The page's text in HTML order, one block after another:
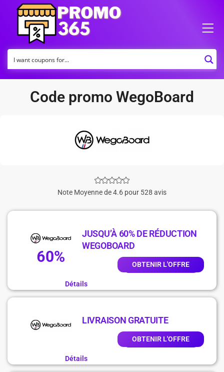
Code promo WegoBoard
Note Moyenne de 4.6 pour 528 avis
60%
JUSQU’À 60% DE RÉDUCTION
WEGOBOARD
OBTENIR L'OFFRE
Détails
LIVRAISON GRATUITE
OBTENIR L'OFFRE
Détails